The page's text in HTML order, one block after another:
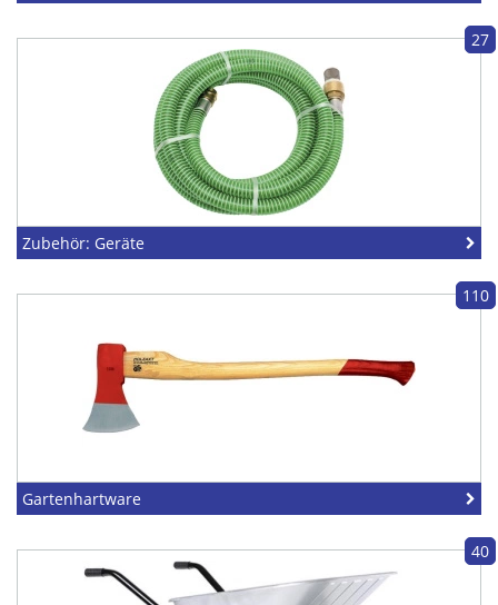
27
Zubehör: Geräte
110
Gartenhartware
40